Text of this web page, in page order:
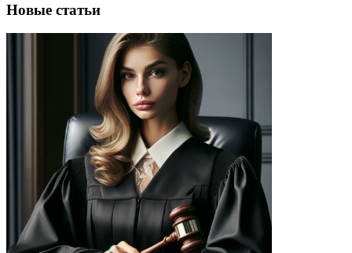
Новые статьи